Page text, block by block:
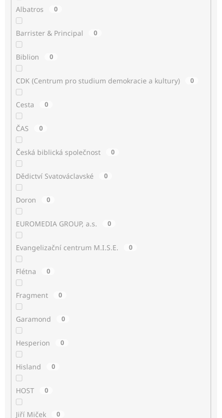
Albatros 0
Barrister & Principal 0
Biblion 0
CDK (Centrum pro studium demokracie a kultury) 0
Cesta 0
ČAS 0
Česká biblická společnost 0
Dědictví Svatováclavské 0
Doron 0
EUROMEDIA GROUP, a.s. 0
Evangelizační centrum M.I.S.E. 0
Flétna 0
Fragment 0
Garamond 0
Hesperion 0
Hisland 0
HOST 0
Jiří Miček 0